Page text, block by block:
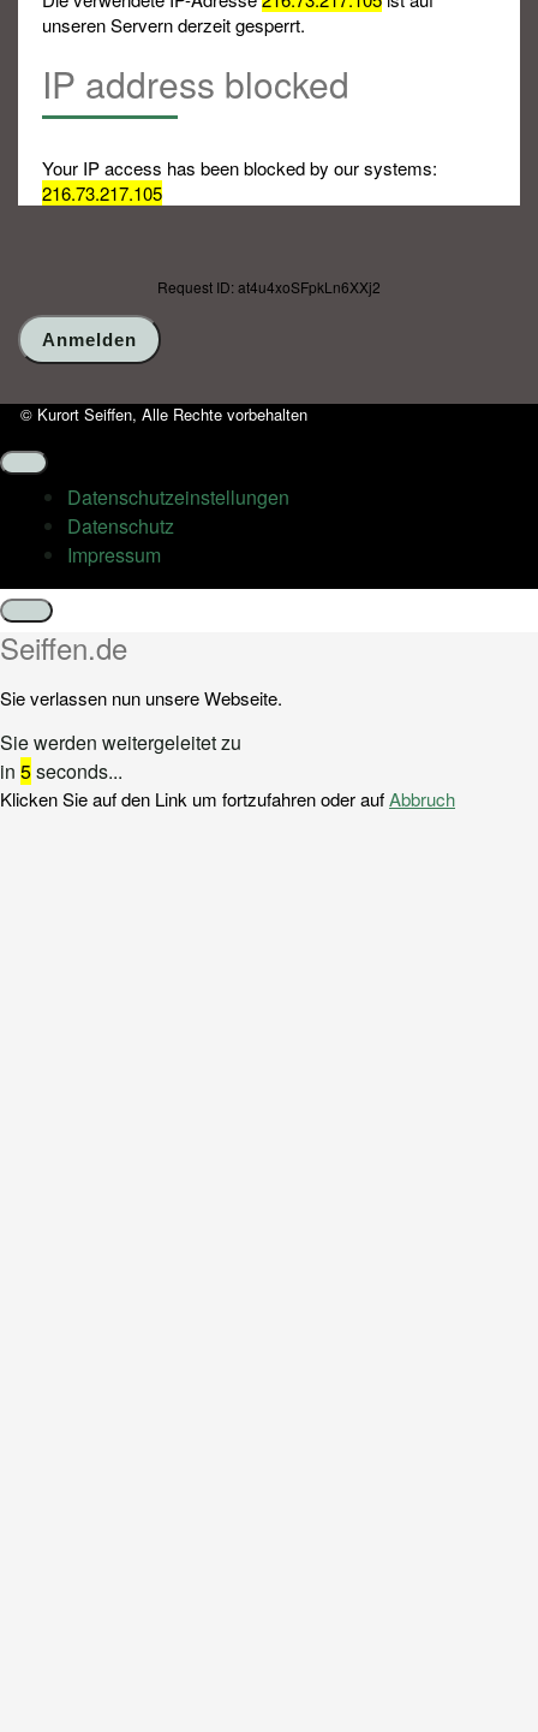
unseren Servern derzeit gesperrt.
IP address blocked
Your IP access has been blocked by our systems:
216.73.217.105
Request ID: at4u4xoSFpkLn6XXj2
© Kurort Seiffen, Alle Rechte vorbehalten
Datenschutz­einstellungen
Datenschutz
Impressum
Schließen
Seiffen.de
Sie verlassen nun unsere Webseite.
Sie werden weitergeleitet zu
in 5seconds...
Klicken Sie auf den Link um fortzufahren oder aufAbbruch